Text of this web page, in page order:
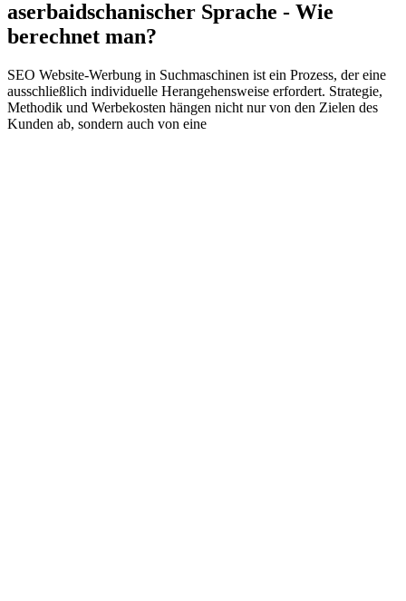
aserbaidschanischer Sprache - Wie
berechnet man?
SEO Website-Werbung in Suchmaschinen ist ein Prozess, der eine
ausschließlich individuelle Herangehensweise erfordert. Strategie,
Methodik und Werbekosten hängen nicht nur von den Zielen des
Kunden ab, sondern auch von eine